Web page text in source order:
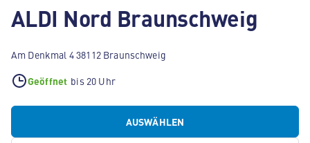
ALDI Nord Braunschweig
Am Denkmal 4 38112 Braunschweig
Geöffnet bis 20 Uhr
AUSWÄHLEN